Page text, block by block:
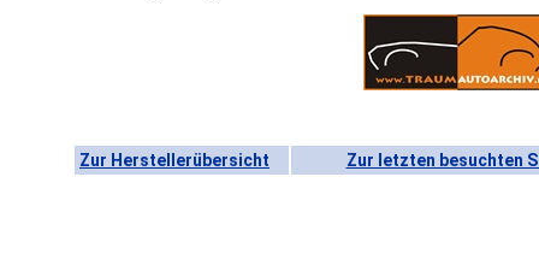
Zur Herstellerübersicht Zur letzten besuchten